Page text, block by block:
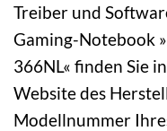
Treiber und
Gaming-Notebook
366NL« finden Sie
Website des
Modellnummer